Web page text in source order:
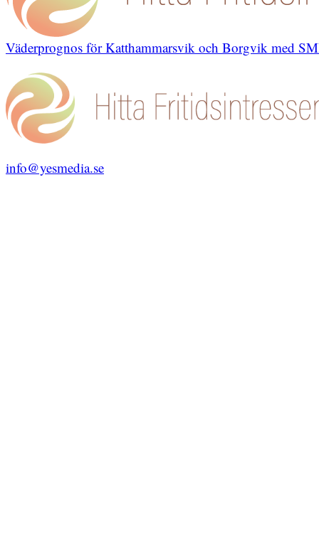
Väderprognos för Katthammarsvik och Borgvik med
info@yesmedia.se